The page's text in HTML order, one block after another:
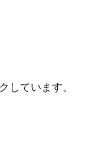
しています。